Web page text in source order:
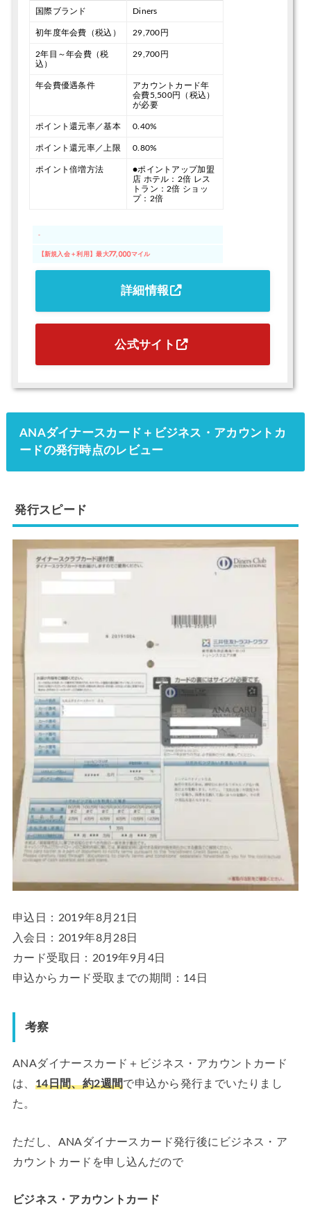
国際ブランド Diners
初年度年会費（税込） 29,700円
2年目～年会費（税
込）
29,700円
年会費優遇条件
アカウントカード年
会費5,500円（税込）
が必要
ポイント還元率／基本 0.40%
ポイント還元率／上限 0.80%
ポイント倍増方法
●ポイントアップ加盟
店 ホテル：2倍 レス
トラン：2倍 ショッ
プ：2倍
-
【新規入会＋利用】最大77,000マイル
詳細情報
公式サイト
ANAダイナースカード＋ビジネス・アカウントカ
ードの発行時点のレビュー
発行スピード
申込日：2019年8月21日
入会日：2019年8月28日
カード受取日：2019年9月4日
申込からカード受取までの期間：14日
考察
ANAダイナースカード＋ビジネス・アカウントカード
は、 14日間、約2週間で申込から発行までいたりまし
た。
ただし、ANAダイナースカード発行後にビジネス・ア
カウントカードを申し込んだので
ビジネス・アカウントカード